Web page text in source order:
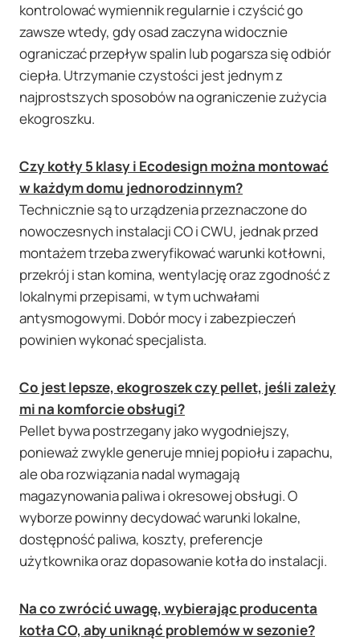
kontrolować wymiennik regularnie i czyścić go
zawsze wtedy, gdy osad zaczyna widocznie
ograniczać przepływ spalin lub pogarsza się odbiór
ciepła. Utrzymanie czystości jest jednym z
najprostszych sposobów na ograniczenie zużycia
ekogroszku.
Czy kotły 5 klasy i Ecodesign można montować
w każdym domu jednorodzinnym?
Technicznie są to urządzenia przeznaczone do
nowoczesnych instalacji CO i CWU, jednak przed
montażem trzeba zweryfikować warunki kotłowni,
przekrój i stan komina, wentylację oraz zgodność z
lokalnymi przepisami, w tym uchwałami
antysmogowymi. Dobór mocy i zabezpieczeń
powinien wykonać specjalista.
Co jest lepsze, ekogroszek czy pellet, jeśli zależy
mi na komforcie obsługi?
Pellet bywa postrzegany jako wygodniejszy,
ponieważ zwykle generuje mniej popiołu i zapachu,
ale oba rozwiązania nadal wymagają
magazynowania paliwa i okresowej obsługi. O
wyborze powinny decydować warunki lokalne,
dostępność paliwa, koszty, preferencje
użytkownika oraz dopasowanie kotła do instalacji.
Na co zwrócić uwagę, wybierając producenta
kotła CO, aby uniknąć problemów w sezonie?